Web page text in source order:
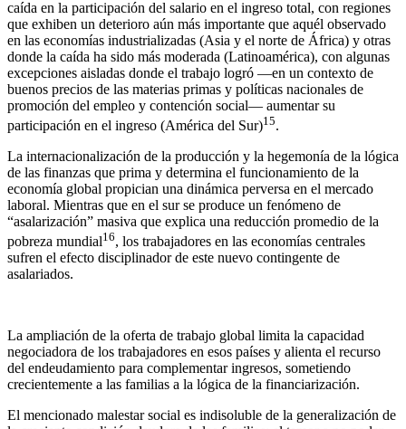
caída en la participación del salario en el ingreso total, con regiones
que exhiben un deterioro aún más importante que aquél observado
en las economías industrializadas (Asia y el norte de África) y otras
donde la caída ha sido más moderada (Latinoamérica), con algunas
excepciones aisladas donde el trabajo logró —en un contexto de
buenos precios de las materias primas y políticas nacionales de
promoción del empleo y contención social— aumentar su
participación en el ingreso (América del Sur)15.
La internacionalización de la producción y la hegemonía de la lógica
de las finanzas que prima y determina el funcionamiento de la
economía global propician una dinámica perversa en el mercado
laboral. Mientras que en el sur se produce un fenómeno de
“asalarización” masiva que explica una reducción promedio de la
pobreza mundial16, los trabajadores en las economías centrales
sufren el efecto disciplinador de este nuevo contingente de
asalariados.
La ampliación de la oferta de trabajo global limita la capacidad
negociadora de los trabajadores en esos países y alienta el recurso
del endeudamiento para complementar ingresos, sometiendo
crecientemente a las familias a la lógica de la financiarización.
El mencionado malestar social es indisoluble de la generalización de